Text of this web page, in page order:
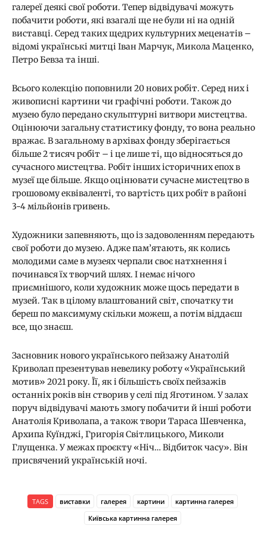
галереї деякі свої роботи. Тепер відвідувачі можуть
побачити роботи, які взагалі ще не були ні на одній
виставці. Серед таких щедрих культурних меценатів –
відомі українські митці Іван Марчук, Микола Маценко,
Петро Бевза та інші.
Всього колекцію поповнили 20 нових робіт. Серед них і
живописні картини чи графічні роботи. Також до
музею було передано скульптурні витвори мистецтва.
Оцінюючи загальну статистику фонду, то вона реально
вражає. В загальному в архівах фонду зберігається
більше 2 тисяч робіт – і це лише ті, що відносяться до
сучасного мистецтва. Робіт інших історичних епох в
музеї ще більше. Якщо оцінювати сучасне мистецтво в
грошовому еквіваленті, то вартість цих робіт в районі
3-4 мільйонів гривень.
Художники запевняють, що із задоволенням передають
свої роботи до музею. Адже пам’ятають, як колись
молодими саме в музеях черпали своє натхнення і
починався їх творчий шлях. І немає нічого
приємнішого, коли художник може щось передати в
музей. Так в цілому влаштований світ, спочатку ти
береш по максимуму скільки можеш, а потім віддаєш
все, що знаєш.
Засновник нового українського пейзажу Анатолій
Криволап презентував невелику роботу «Український
мотив» 2021 року. Її, як і більшість своїх пейзажів
останніх років він створив у селі під Яготином. У залах
поруч відвідувачі мають змогу побачити й інші роботи
Анатолія Криволапа, а також твори Тараса Шевченка,
Архипа Куїнджі, Григорія Світлицького, Миколи
Глущенка. У межах проєкту «Ніч… Відбиток часу». Він
присвячений українській ночі.
TAGS виставки галерея картини
картинна галерея
Київська картинна галерея